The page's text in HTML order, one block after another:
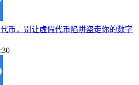
币，别让虚假代币陷阱盗走你的数字